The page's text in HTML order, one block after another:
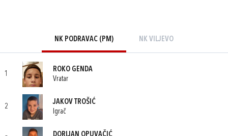
NK PODRAVAC (PM) NK VILJEVO
1
ROKO GENDA
Vratar
2
JAKOV TROŠIĆ
Igrač
DORIJAN OPUVAČIĆ